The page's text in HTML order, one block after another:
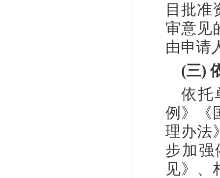
目批准
审意见
由申请
(三)
依托
例》《
理办法
步加强
见》、